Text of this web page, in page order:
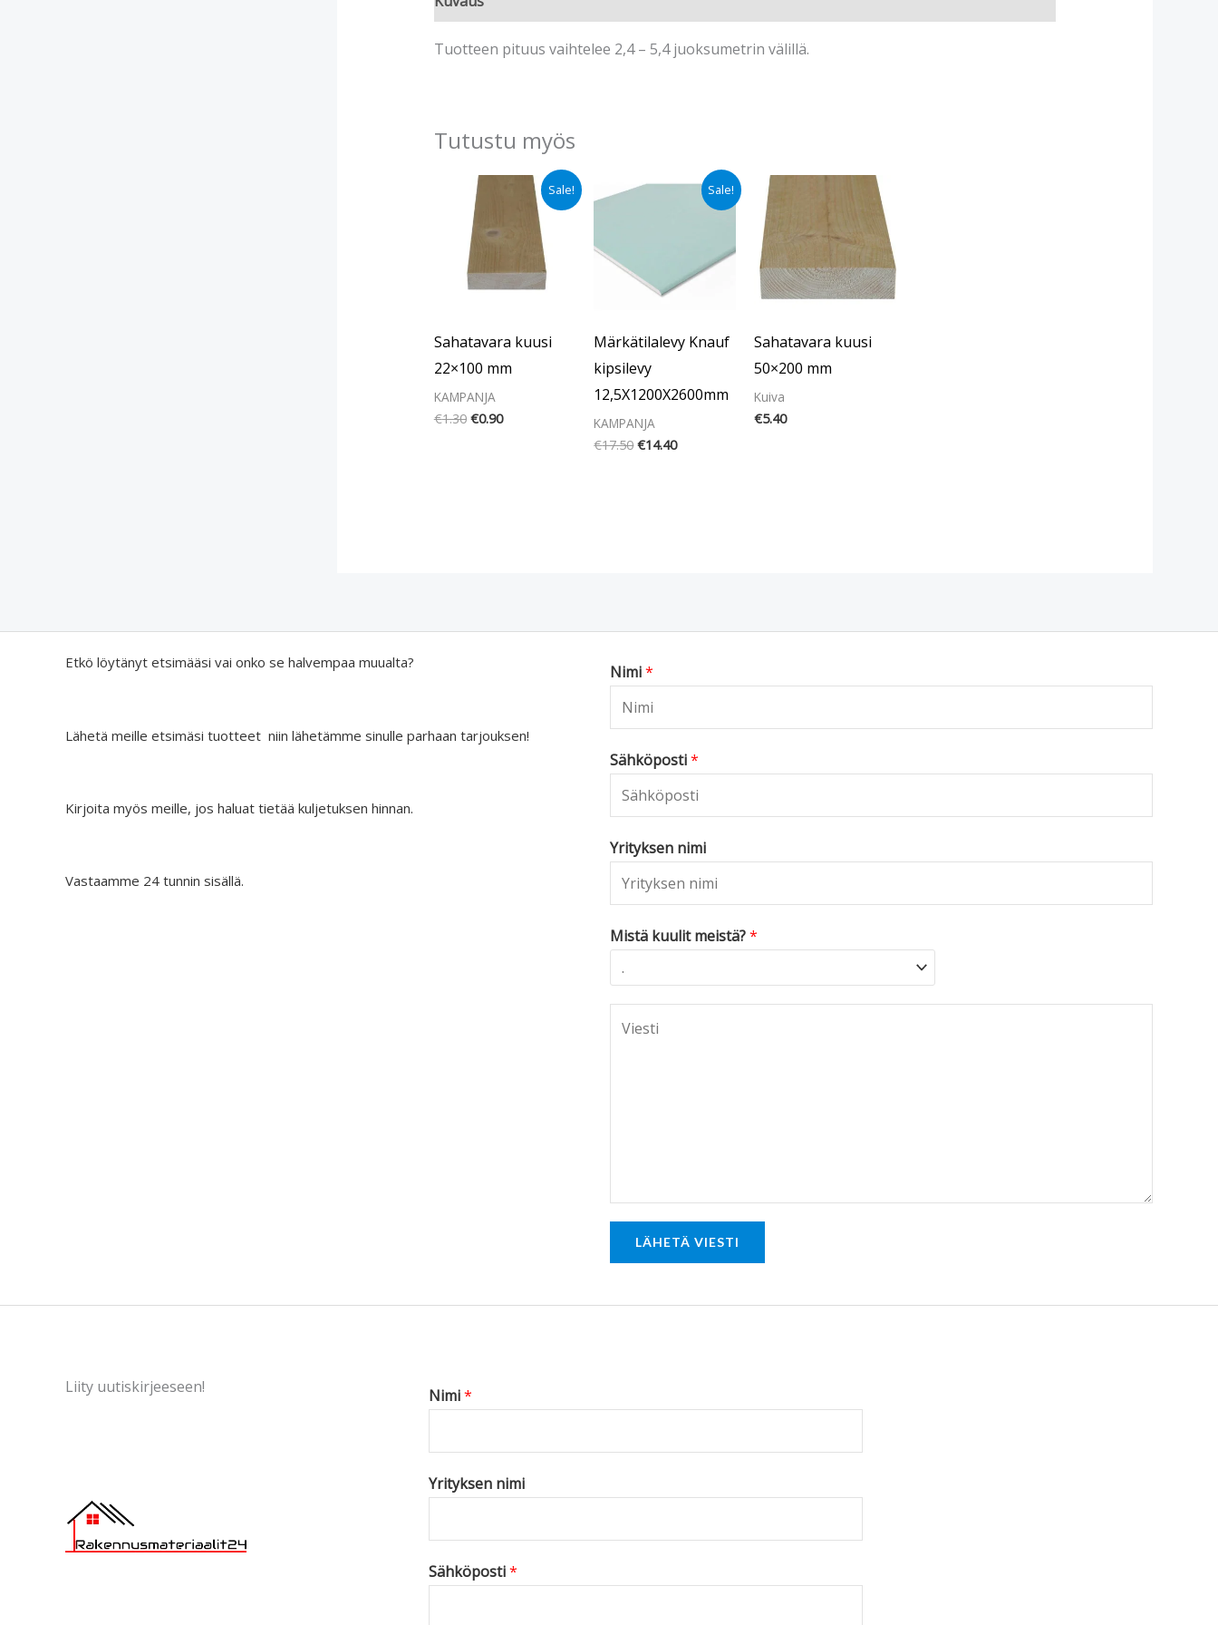
Tuotteen pituus vaihtelee 2,4 – 5,4 juoksumetrin välillä.
Tutustu myös
Sale!
Sahatavara kuusi
22×100 mm
KAMPANJA
€1.30
Alkuperäinen
hinta
oli:
€1.30.
€0.90
Nykyinen
Sale!
Märkätilalevy Knauf
kipsilevy
12,5X1200X2600mm
KAMPANJA
€17.50
Alkuperäinen
€14.40
Nykyinen
hinta
Sahatavara kuusi
50×200 mm
Kuiva
€5.40
Etkö löytänyt etsimääsi vai onko se halvempaa muualta?
Lähetä meille etsimäsi tuotteet niin lähetämme sinulle parhaan tarjouksen!
Kirjoita myös meille, jos haluat tietää kuljetuksen hinnan.
Vastaamme 24 tunnin sisällä.
Nimi*
Sähköposti*
Yrityksen nimi
Mistä kuulit meistä?*
o
r
s
e
LÄHETÄ VIESTI
Liity uutiskirjeeseen! Nimi*
Yrityksen nimi
Sähköposti*